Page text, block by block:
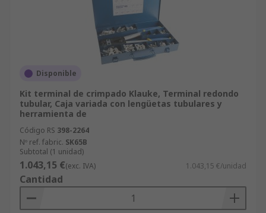
Disponible
Kit terminal de crimpado Klauke, Terminal redondo
tubular, Caja variada con lengüetas tubulares y
herramienta de
Código RS 398-2264
Nº ref. fabric. SK65B
Subtotal (1 unidad)
1.043,15 €(exc. IVA) 1.043,15 €/unidad
Cantidad